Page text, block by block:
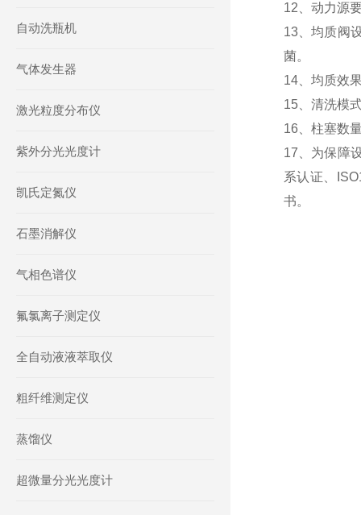
12、动力源
13、均质阀
菌。
14、均质效
15、清洗模
16、柱塞数
17、为保障
系认证、
书。
自动洗瓶机
气体发生器
激光粒度分布仪
紫外分光光度计
凯氏定氮仪
石墨消解仪
气相色谱仪
氟氯离子测定仪
全自动液液萃取仪
粗纤维测定仪
蒸馏仪
超微量分光光度计